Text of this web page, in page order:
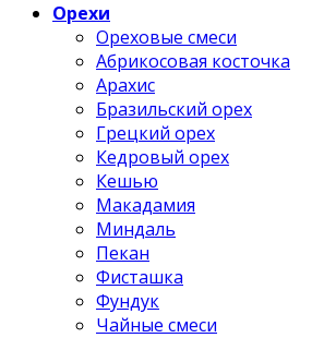
Орехи
Ореховые смеси
Абрикосовая косточка
Арахис
Бразильский орех
Грецкий орех
Кедровый орех
Кешью
Макадамия
Миндаль
Пекан
Фисташка
Фундук
Чайные смеси